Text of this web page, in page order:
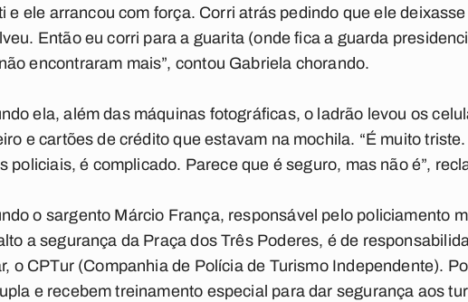
e ele arrancou com força. Corri atrás pedindo que ele
Então eu corri para a guarita (onde fica a guarda
encontraram mais”, contou Gabriela chorando.
ela, além das máquinas fotográficas, o ladrão levou os
e cartões de crédito que estavam na mochila. “É muito
policiais, é complicado. Parece que é seguro, mas não é”,
o sargento Márcio França, responsável pelo policiamento
a segurança da Praça dos Três Poderes, é de
o CPTur (Companhia de Polícia de Turismo Independente).
e recebem treinamento especial para dar segurança aos